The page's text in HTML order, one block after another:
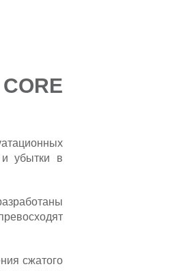
и убытки в
сжатого